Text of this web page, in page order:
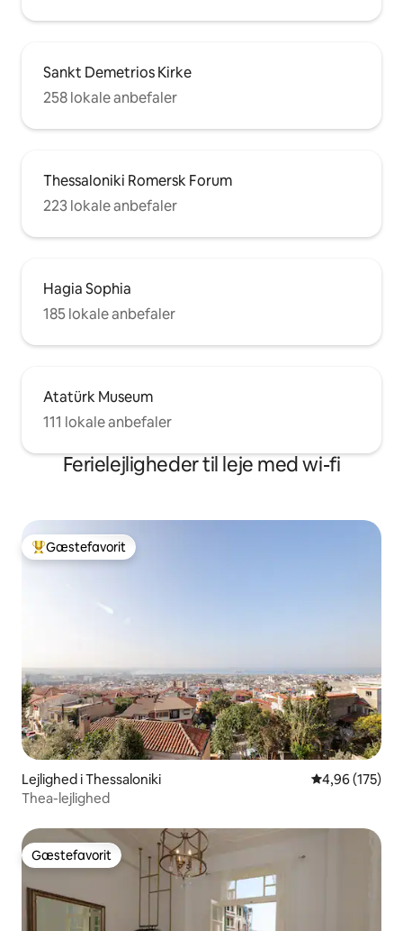
Sankt Demetrios Kirke
258 lokale anbefaler
Thessaloniki Romersk Forum
223 lokale anbefaler
Hagia Sophia
185 lokale anbefaler
Atatürk Museum
111 lokale anbefaler
Ferielejligheder til leje med wi-fi
Bedste gæstefavorit
Gæstefavorit
Lejlighed i Thessaloniki 4,96 ud af 5 i
4,96 (175)
Thea-lejlighed
Gæstefavorit
Gæstefavorit